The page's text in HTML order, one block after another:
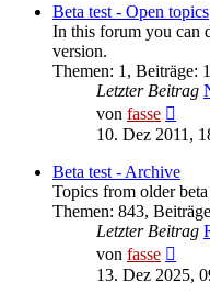
Beta test - Open topics
In this forum you can
version.
Themen: 1 , Beiträge: 1
Letzter Beitrag
von fasse
10. Dez 2011,
Beta test - Archive
Topics from older beta
Themen: 843, Beiträge
Letzter Beitrag
von fasse
13. Dez 2025,